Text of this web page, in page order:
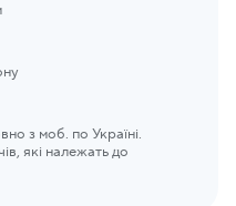
з моб. по Україні.
які належать до